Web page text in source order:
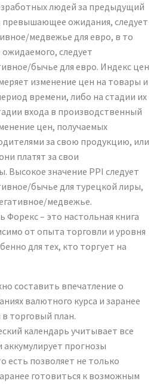
людей за предыдущий
превышающее ожидания, следует
медвежье для евро, в то
следует
бычье для евро. Индекс цен
изменение цен на товары и
времени, либо на стадии их
входа в производственный
цен, получаемых
за свою продукцию, или
платят за свои
Высокое значение PPI следует
бычье для турецкой лиры,
медвежье.
Форекс – это настольная книга
от опыта торговли и уровня
для тех, кто торгует на
составить впечатление о
валютного курса и заранее
торговый план.
календарь учитывает все
прогнозы
есть позволяет не только
готовиться к возможным